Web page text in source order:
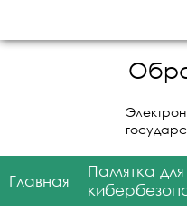
Главная
Памятка